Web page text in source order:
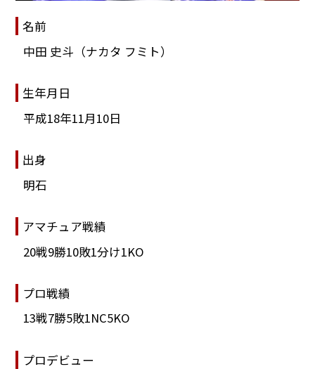
名前
中田 史斗（ナカタ フミト）
生年月日
平成18年11月10日
出身
明石
アマチュア戦績
20戦9勝10敗1分け1KO
プロ戦績
13戦7勝5敗1NC5KO
プロデビュー